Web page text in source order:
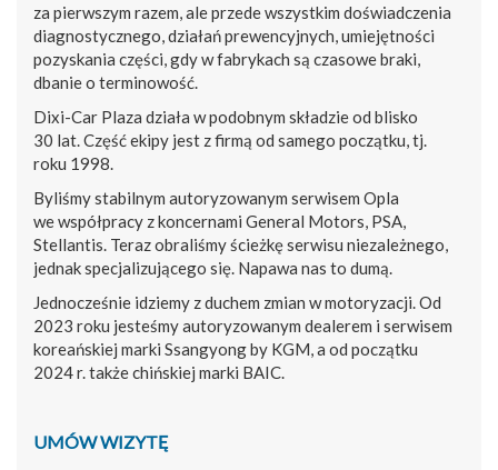
za pierwszym razem, ale przede wszystkim doświadczenia
diagnostycznego, działań prewencyjnych, umiejętności
pozyskania części, gdy w fabrykach są czasowe braki,
dbanie o terminowość.
Dixi-Car Plaza działa w podobnym składzie od blisko
30 lat. Część ekipy jest z firmą od samego początku, tj.
roku 1998.
Byliśmy stabilnym autoryzowanym serwisem Opla
we współpracy z koncernami General Motors, PSA,
Stellantis. Teraz obraliśmy ścieżkę serwisu niezależnego,
jednak specjalizującego się. Napawa nas to dumą.
Jednocześnie idziemy z duchem zmian w motoryzacji. Od
2023 roku jesteśmy autoryzowanym dealerem i serwisem
koreańskiej marki Ssangyong by KGM, a od początku
2024 r. także chińskiej marki BAIC.
UMÓW WIZYTĘ